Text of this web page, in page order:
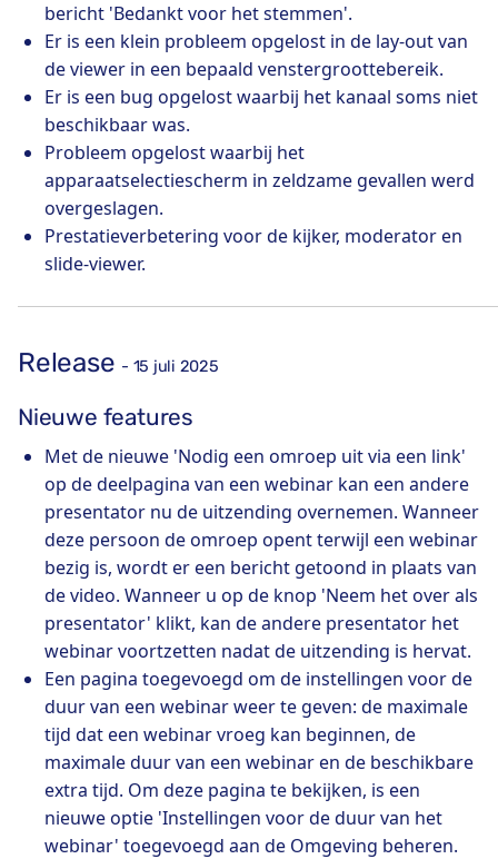
bericht 'Bedankt voor het stemmen'.
Er is een klein probleem opgelost in de lay-out van
de viewer in een bepaald venstergroottebereik.
Er is een bug opgelost waarbij het kanaal soms niet
beschikbaar was.
Probleem opgelost waarbij het
apparaatselectiescherm in zeldzame gevallen werd
overgeslagen.
Prestatieverbetering voor de kijker, moderator en
slide-viewer.
Release - 15 juli 2025
Nieuwe features
Met de nieuwe 'Nodig een omroep uit via een link'
op de deelpagina van een webinar kan een andere
presentator nu de uitzending overnemen. Wanneer
deze persoon de omroep opent terwijl een webinar
bezig is, wordt er een bericht getoond in plaats van
de video. Wanneer u op de knop 'Neem het over als
presentator' klikt, kan de andere presentator het
webinar voortzetten nadat de uitzending is hervat.
Een pagina toegevoegd om de instellingen voor de
duur van een webinar weer te geven: de maximale
tijd dat een webinar vroeg kan beginnen, de
maximale duur van een webinar en de beschikbare
extra tijd. Om deze pagina te bekijken, is een
nieuwe optie 'Instellingen voor de duur van het
webinar' toegevoegd aan de Omgeving beheren.